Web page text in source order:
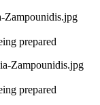
Zampounidis.jpg
prepared
Zampounidis.jpg
prepared